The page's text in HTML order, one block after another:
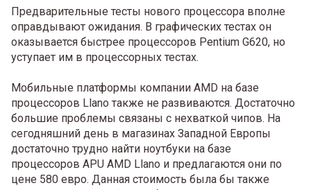
Предварительные тесты нового процессора вполне
оправдывают ожидания. В графических тестах он
оказывается быстрее процессоров Pentium G620, но
уступает им в процессорных тестах.
Мобильные платформы компании AMD на базе
процессоров Llano также не развиваются. Достаточно
большие проблемы связаны с нехваткой чипов. На
сегодняшний день в магазинах Западной Европы
достаточно трудно найти ноутбуки на базе
процессоров APU AMD Llano и предлагаются они по
цене 580 евро. Данная стоимость была бы также